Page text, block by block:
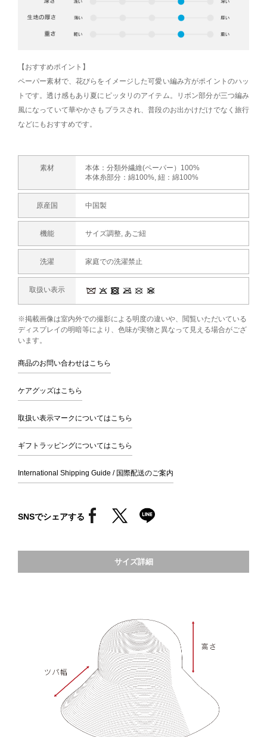
【おすすめポイント】
ペーパー素材で、花びらをイメージした可愛い編み方がポイントのハッ
トです。透け感もあり夏にピッタリのアイテム。リボン部分が三つ編み
風になっていて華やかさもプラスされ、普段のお出かけだけでなく旅行
などにもおすすめです。
素材
本体：分類外繊維(ペーパー）100%
本体糸部分：綿100%, 紐：綿100%
原産国 中国製
機能 サイズ調整, あご紐
洗濯 家庭での洗濯禁止
取扱い表示
※掲載画像は室内外での撮影による明度の違いや、閲覧いただいている
ディスプレイの明暗等により、色味が実物と異なって見える場合がござ
います。
商品のお問い合わせはこちら
ケアグッズはこちら
取扱い表示マークについてはこちら
ギフトラッピングについてはこちら
International Shipping Guide / 国際配送のご案内
SNSでシェアする
サイズ詳細